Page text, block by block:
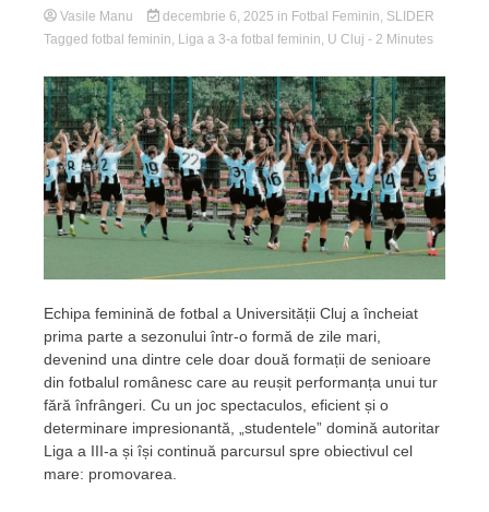
Vasile Manu decembrie 6, 2025 in Fotbal Feminin SLIDER
Tagged fotbal feminin Liga a 3-a fotbal feminin U Cluj - 2 Minutes
Echipa feminină de fotbal a Universității Cluj a încheiat
prima parte a sezonului într-o formă de zile mari,
devenind una dintre cele doar două formații de senioare
din fotbalul românesc care au reușit performanța unui tur
fără înfrângeri. Cu un joc spectaculos, eficient și o
determinare impresionantă, „studentele” domină autoritar
Liga a III-a și își continuă parcursul spre obiectivul cel
mare: promovarea.